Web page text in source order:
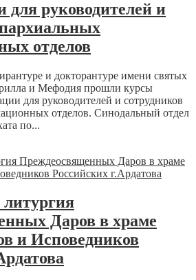
руководителей и
отделов
и докторантуре имени святых
и Мефодия прошли курсы
для руководителей и сотрудников
отделов. Синодальный отдел
по...
Даров в храме
и Исповедников